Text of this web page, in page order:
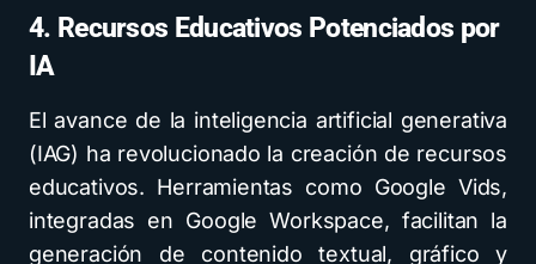
4. Recursos Educativos Potenciados por
IA
El avance de la inteligencia artificial generativa
(IAG) ha revolucionado la creación de recursos
educativos. Herramientas como Google Vids,
integradas en Google Workspace, facilitan la
generación de contenido textual, gráfico y